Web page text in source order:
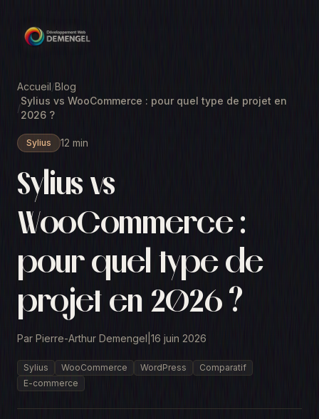
Accueil/Blog
/
Sylius vs WooCommerce : pour quel type de projet en
2026 ?
Sylius 12 min
Sylius vs
WooCommerce :
pour quel type de
projet en 2026 ?
Par Pierre-Arthur Demengel 16 juin 2026
Sylius WooCommerce WordPress
Comparatif
E-commerce